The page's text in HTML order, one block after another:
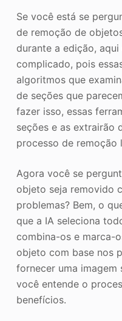
Se você está se
de remoção de
durante a edição,
complicado, pois
algoritmos que
de seções que
fazer isso, essas
seções e as extrairão
processo de remoção
Agora você se
objeto seja removido
problemas? Bem, o
que a IA seleciona
combina-os e marca-
objeto com base nos
fornecer uma imagem
você entende o
benefícios.